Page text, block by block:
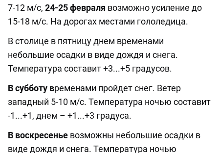
7-12 м/с, 24-25 февраля возможно усиление до
15-18 м/с. На дорогах местами гололедица.
В столице в пятницу днем временами
небольшие осадки в виде дождя и снега.
Температура составит +3...+5 градусов.
В субботу временами пройдет снег. Ветер
западный 5-10 м/с. Температура ночью составит
-1...+1, днем – +1...+3 градуса.
В воскресенье возможны небольшие осадки в
виде дождя и снега. Температура ночью